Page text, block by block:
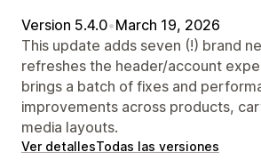
Version 5.4.0•March 19, 2026
This update adds seven (!) brand
refreshes the header/account
brings a batch of fixes and
improvements across products,
media layouts.
Ver detallesTodas las versiones